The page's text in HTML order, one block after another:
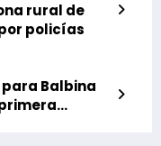
rural de
policías
Balbina